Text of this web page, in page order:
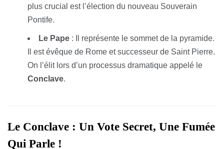
plus crucial est l’élection du nouveau Souverain
Pontife.
Le Pape : Il représente le sommet de la pyramide.
Il est évêque de Rome et successeur de Saint Pierre.
On l’élit lors d’un processus dramatique appelé le
Conclave.
Le Conclave : Un Vote Secret, Une Fumée
Qui Parle !